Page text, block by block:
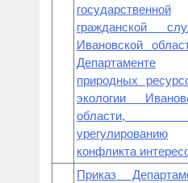
государственной
гражданской
Ивановской
Департаменте
природных
экологии
урегулированию
конфликта
Приказ